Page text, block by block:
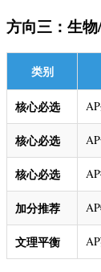
方向三：生物
类别
核心必选
核心必选
核心必选
加分推荐
文理平衡